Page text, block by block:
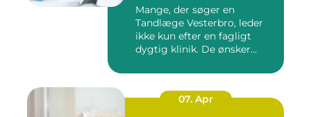
Mange, der søger en
Tandlæge Vesterbro, leder
ikke kun efter en fagligt
dygtig klinik. De ønsker
07. Apr